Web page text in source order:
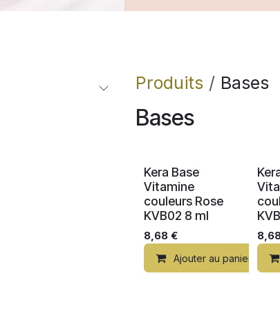
Produits Bases
Bases
Nouveau !
Kera Base
Vitamine
couleurs Rose
KVB02 8 ml
8,68 €
Ajouter au panier